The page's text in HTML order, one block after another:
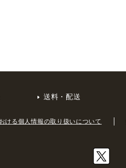
送料・配送
ける個人情報の取り扱いについて